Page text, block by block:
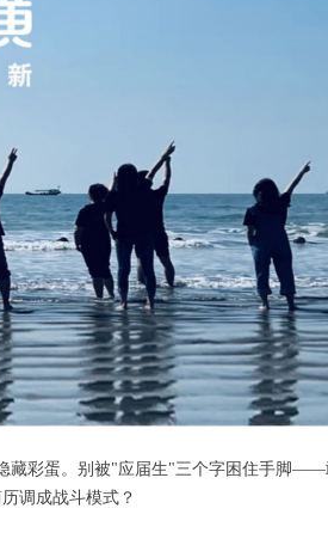
藏彩蛋。别被"应届生"三个字困住手脚——
调成战斗模式？